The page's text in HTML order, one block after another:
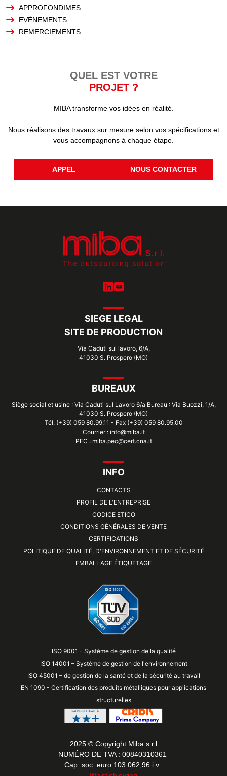
APPROFONDIMES
EVÉNEMENTS
REMERCIEMENTS
QUEL EST VOTRE
PROJET ?
MIBA transforme vos idées en réalité.
Nous réalisons des travaux sur mesure selon vos spécifications et
vous accompagnons à chaque étape.
APPEL NOUS CONTACTER
SIEGE LEGAL
SITE DE PRODUCTION
Via Caduti sul lavoro, 6/A,
41030 S. Prospero (MO)
BUREAUX
Siège social et usine : Via Caduti sul Lavoro 6/a Bureau : Via Buozzi, 1/A,
41030 S. Prospero (MO)
Tél. (+39) 059 80.99.11 - Fax (+39) 059 80.95.00
Courrier : info@miba.it
PEC : miba.pec@cert.cna.it
INFO
CONTACTS
PROFIL DE L'ENTREPRISE
CODICE ETICO
CONDITIONS GÉNÉRALES DE VENTE
CERTIFICATIONS
POLITIQUE DE QUALITÉ, D'ENVIRONNEMENT ET DE SÉCURITÉ
EMBALLAGE ÉTIQUETAGE
ISO 9001 - Système de gestion de la qualité
ISO 14001 – Système de gestion de l'environnement
ISO 45001 – de gestion de la santé et de la sécurité au travail
EN 1090 - Certification des produits métalliques pour applications
structurelles
2025 © Copyright Miba s.r.l
NUMÉRO DE TVA : 00840310361
Cap. soc. euro 103 062,96 i.v.